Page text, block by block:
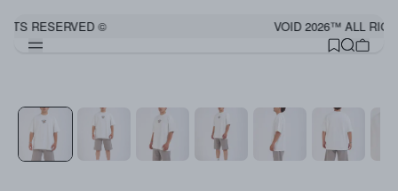
RESERVED © VOID 2026™ ALL